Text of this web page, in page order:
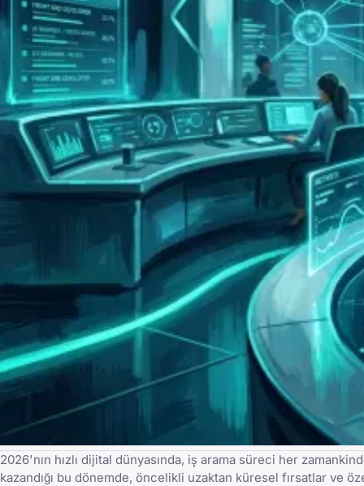
2026'nın hızlı dijital dünyasında, iş arama süreci her
kazandığı bu dönemde, öncelikli uzaktan küresel fırsatlar ve